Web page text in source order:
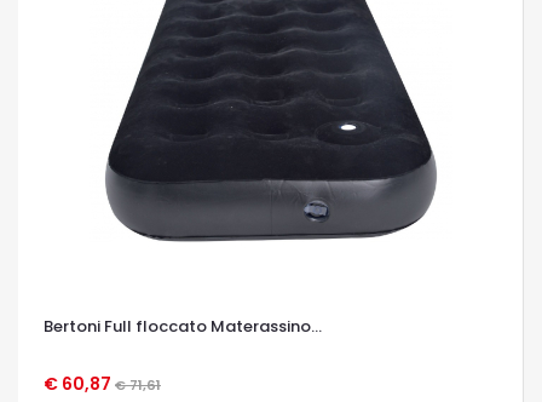
Bertoni Full floccato Materassino...
€ 60,87 € 71,61
OCCHIATA VELOCE